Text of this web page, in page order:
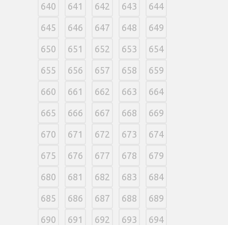
640 641 642 643 644
645 646 647 648 649
650 651 652 653 654
655 656 657 658 659
660 661 662 663 664
665 666 667 668 669
670 671 672 673 674
675 676 677 678 679
680 681 682 683 684
685 686 687 688 689
690 691 692 693 694